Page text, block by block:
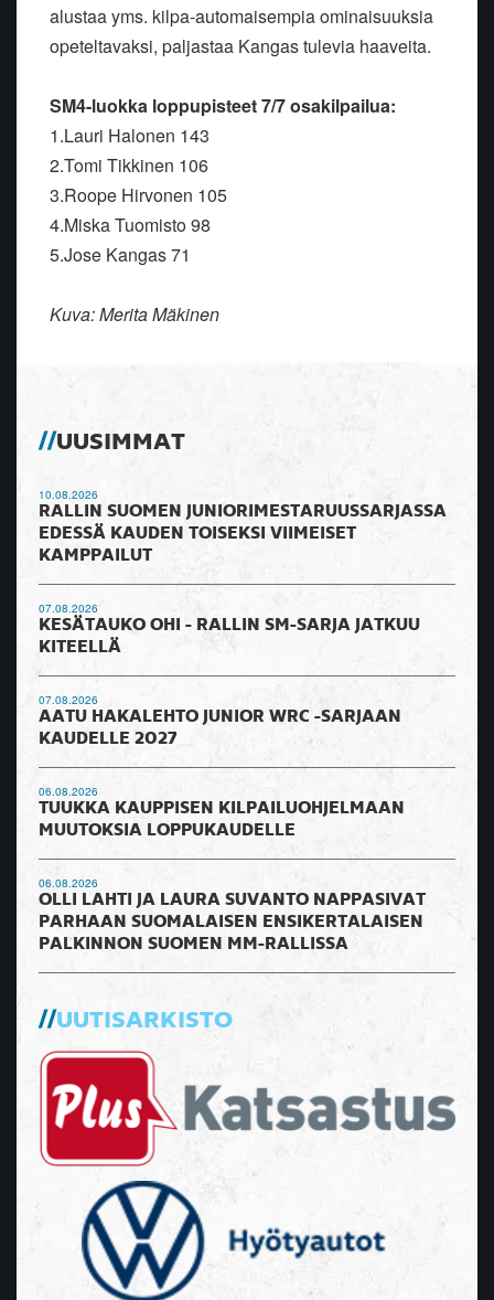
alustaa yms. kilpa-automaisempia ominaisuuksia
opeteltavaksi, paljastaa Kangas tulevia haaveita.
SM4-luokka loppupisteet 7/7 osakilpailua:
1.Lauri Halonen 143
2.Tomi Tikkinen 106
3.Roope Hirvonen 105
4.Miska Tuomisto 98
5.Jose Kangas 71
Kuva: Merita Mäkinen
UUSIMMAT
10.08.2026
RALLIN SUOMEN JUNIORIMESTARUUSSARJASSA
EDESSÄ KAUDEN TOISEKSI VIIMEISET
KAMPPAILUT
07.08.2026
KESÄTAUKO OHI - RALLIN SM-SARJA JATKUU
KITEELLÄ
07.08.2026
AATU HAKALEHTO JUNIOR WRC -SARJAAN
KAUDELLE 2027
06.08.2026
TUUKKA KAUPPISEN KILPAILUOHJELMAAN
MUUTOKSIA LOPPUKAUDELLE
06.08.2026
OLLI LAHTI JA LAURA SUVANTO NAPPASIVAT
PARHAAN SUOMALAISEN ENSIKERTALAISEN
PALKINNON SUOMEN MM-RALLISSA
UUTISARKISTO